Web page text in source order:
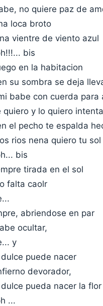
no quiere paz de
loca broto
vientre de viento azul
bis
en la habitacion
su sombra se deja
babe con cuerda para
quiero y lo quiero
el pecho te espalda
rios nena quiero tu sol
bis
tirada en el sol
falta caolr
abriendose en par
ocultar,
y
puede nacer
devorador,
pueda nacer la flor
...